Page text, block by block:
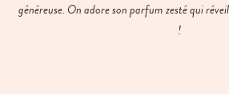
généreuse. On adore son parfum zesté qui
!